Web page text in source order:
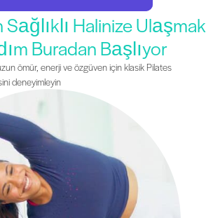
Sağlıklı Halinize Ulaşmak
Buradan Başlıyor
ömür, enerji ve özgüven için klasik Pilates
deneyimleyin